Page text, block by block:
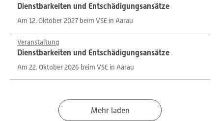
Dienstbarkeiten und Entschädigungsansätze
Am 12. Oktober 2027 beim VSE in Aarau
Veranstaltung
Dienstbarkeiten und Entschädigungsansätze
Am 22. Oktober 2026 beim VSE in Aarau
Mehr laden